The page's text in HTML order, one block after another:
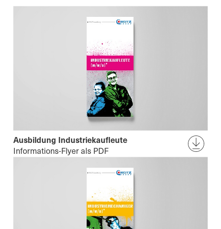
Ausbildung Industriekaufleute
Informations-Flyer als PDF